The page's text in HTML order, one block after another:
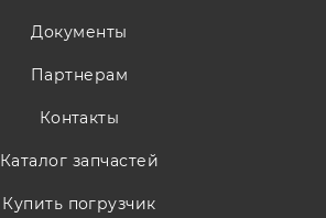
Документы
Партнерам
Контакты
Каталог запчастей
Купить погрузчик